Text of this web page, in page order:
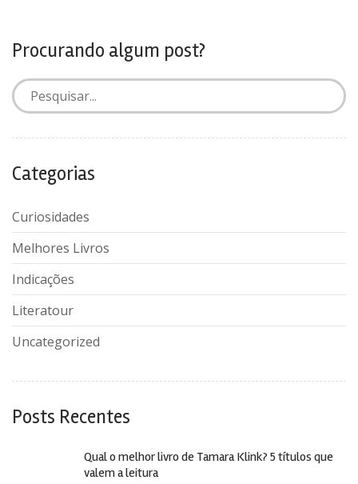
Procurando algum post?
Categorias
Curiosidades
Melhores Livros
Indicações
Literatour
Uncategorized
Posts Recentes
Qual o melhor livro de Tamara Klink? 5 títulos que
valem a leitura